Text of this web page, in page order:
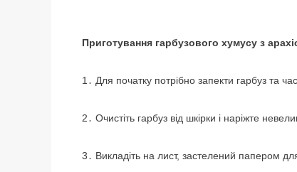
Приготування гарбузового хумусу з
1․ Для початку потрібно запекти гарбуз та
2․ Очистіть гарбуз від шкірки і наріжте
3․ Викладіть на лист, застелений папером